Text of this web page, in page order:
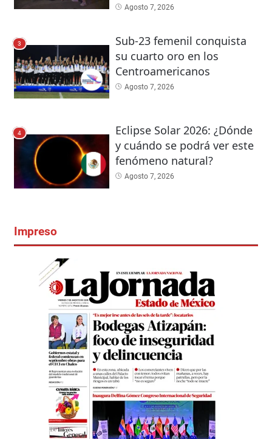
Agosto 7, 2026
3
Sub-23 femenil conquista
su cuarto oro en los
Centroamericanos
Agosto 7, 2026
4
Eclipse Solar 2026: ¿Dónde
y cuándo se podrá ver este
fenómeno natural?
Agosto 7, 2026
Impreso